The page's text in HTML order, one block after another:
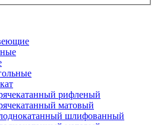
рифленый
матовый
шлифованный